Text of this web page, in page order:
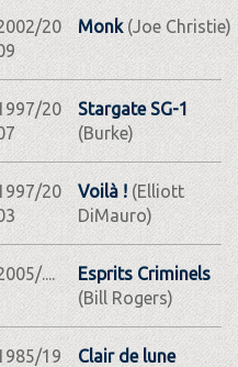
20
Monk(Joe Christie)
20
Stargate SG-1
(Burke)
20
Voilà !(Elliott
DiMauro)
....
Esprits Criminels
(Bill Rogers)
19
Clair de lune